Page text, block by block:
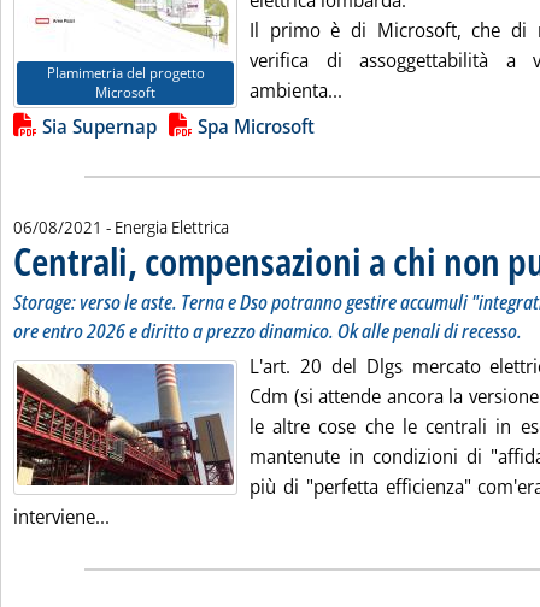
Plamimetria del progetto
Microsoft
Il primo è di Microsoft, che di
verifica di assoggettabilità a
ambienta...
Lista allegati PDF alla notizia
Sia Supernap Spa Microsoft
06/08/2021 - Energia Elettrica
Centrali, compensazioni a chi non
Storage: verso le aste. Terna e Dso potranno gestire accumuli
ore entro 2026 e diritto a prezzo dinamico. Ok alle penali di recesso.
L'art. 20 del Dlgs mercato
Cdm (si attende ancora la
le altre cose che le centrali in
mantenute in condizioni di
più di "perfetta efficienza"
interviene...